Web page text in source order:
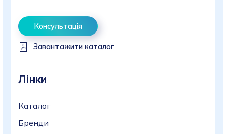
Консультація
Завантажити каталог
Лінки
Каталог
Бренди